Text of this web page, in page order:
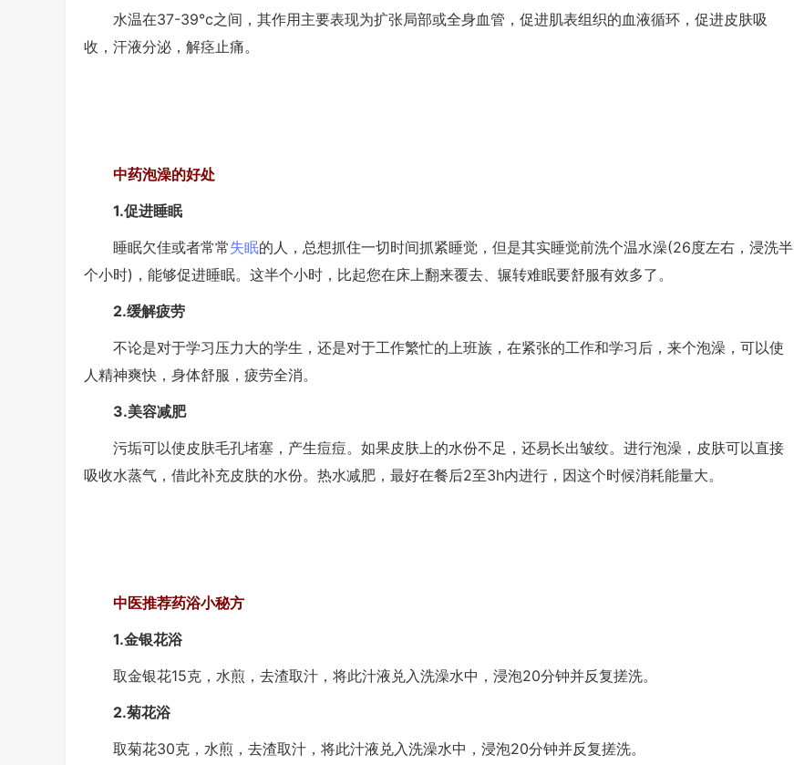
水温在37-39°c之间，其作用主要表现为扩张局部或全身血管，促进肌表组织的血液循环，促进皮肤吸
收，汗液分泌，解痉止痛。
中药泡澡的好处
1.促进睡眠
睡眠欠佳或者常常失眠的人，总想抓住一切时间抓紧睡觉，但是其实睡觉前洗个温水澡(26度左右，浸洗半
个小时)，能够促进睡眠。这半个小时，比起您在床上翻来覆去、辗转难眠要舒服有效多了。
2.缓解疲劳
不论是对于学习压力大的学生，还是对于工作繁忙的上班族，在紧张的工作和学习后，来个泡澡，可以使
人精神爽快，身体舒服，疲劳全消。
3.美容减肥
污垢可以使皮肤毛孔堵塞，产生痘痘。如果皮肤上的水份不足，还易长出皱纹。进行泡澡，皮肤可以直接
吸收水蒸气，借此补充皮肤的水份。热水减肥，最好在餐后2至3h内进行，因这个时候消耗能量大。
中医推荐药浴小秘方
1.金银花浴
取金银花15克，水煎，去渣取汁，将此汁液兑入洗澡水中，浸泡20分钟并反复搓洗。
2.菊花浴
取菊花30克，水煎，去渣取汁，将此汁液兑入洗澡水中，浸泡20分钟并反复搓洗。